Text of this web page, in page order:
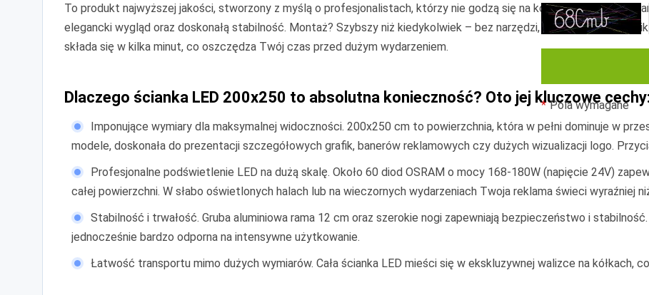
Pola wymagane
To produkt najwyższej jakości, stworzony z myślą o profesjonalistach, którzy nie godzą się na kompromisy. Solidna
elegancki wygląd oraz doskonałą stabilność. Montaż? Szybszy niż kiedykolwiek – bez narzędzi, z użyciem taśmy
składa się w kilka minut, co oszczędza Twój czas przed dużym wydarzeniem.
Dlaczego ścianka LED 200x250 to absolutna konieczność? Oto jej kluczowe cechy:
Imponujące wymiary dla maksymalnej widoczności. 200x250 cm to powierzchnia, która w pełni dominuje w
modele, doskonała do prezentacji szczegółowych grafik, banerów reklamowych czy dużych wizualizacji logo.
Profesjonalne podświetlenie LED na dużą skalę. Około 60 diod OSRAM o mocy 168-180W (napięcie 24V)
całej powierzchni. W słabo oświetlonych halach lub na wieczornych wydarzeniach Twoja reklama świeci wyraźniej
Stabilność i trwałość. Gruba aluminiowa rama 12 cm oraz szerokie nogi zapewniają bezpieczeństwo i
jednocześnie bardzo odporna na intensywne użytkowanie.
Łatwość transportu mimo dużych wymiarów. Cała ścianka LED mieści się w ekskluzywnej walizce na kółkach,